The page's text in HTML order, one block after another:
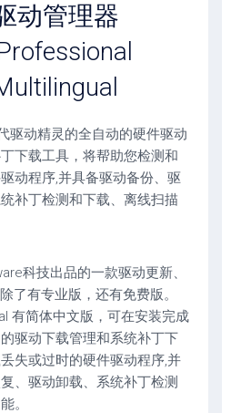
动管理器
驱动精灵的全自动的硬件驱动
下载工具，将帮助您检测和
动程序,并具备驱动备份、驱
补丁检测和下载、离线扫描
科技出品的一款驱动更新、
了有专业版，还有免费版。
有简体中文版，可在安装完成
驱动下载管理和系统补丁下
失或过时的硬件驱动程序,并
、驱动卸载、系统补丁检测
。